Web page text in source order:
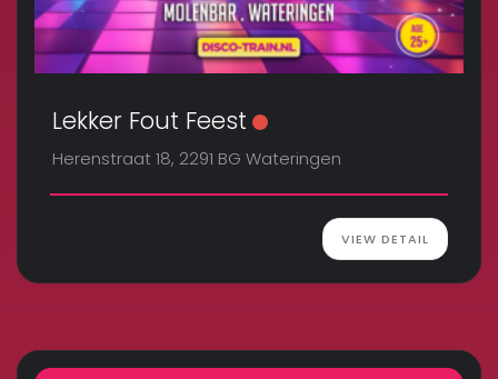
Lekker Fout Feest
Herenstraat 18, 2291 BG Wateringen
VIEW DETAIL